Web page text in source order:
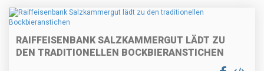
RAIFFEISENBANK SALZKAMMERGUT LÄDT ZU
DEN TRADITIONELLEN BOCKBIERANSTICHEN